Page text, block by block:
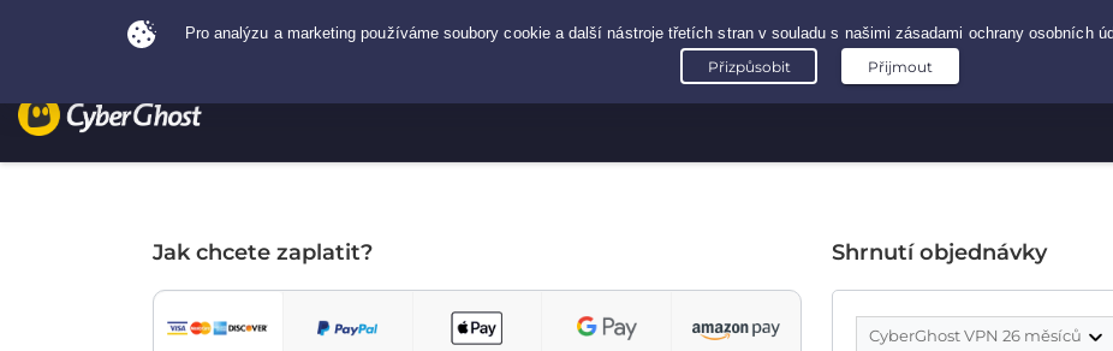
Jak chcete zaplatit? Shrnutí objednávky
CyberGhost VPN 26 měsíců